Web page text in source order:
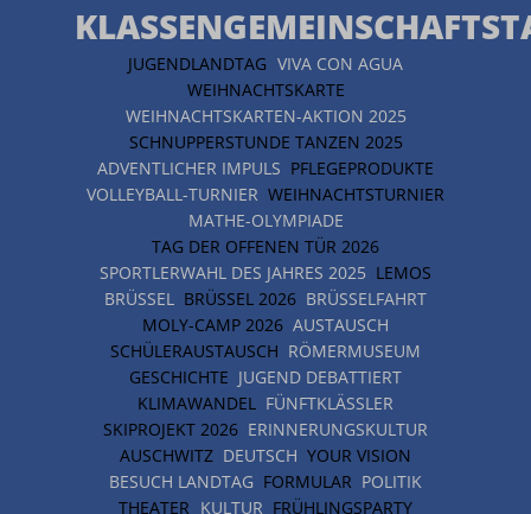
JUGENDLANDTAG VIVA CON AGUA
WEIHNACHTSKARTE
WEIHNACHTSKARTEN-AKTION 2025
SCHNUPPERSTUNDE TANZEN 2025
ADVENTLICHER IMPULS PFLEGEPRODUKTE
VOLLEYBALL-TURNIER WEIHNACHTSTURNIER
MATHE-OLYMPIADE
TAG DER OFFENEN TÜR 2026
SPORTLERWAHL DES JAHRES 2025 LEMOS
BRÜSSEL BRÜSSEL 2026 BRÜSSELFAHRT
MOLY-CAMP 2026 AUSTAUSCH
SCHÜLERAUSTAUSCH RÖMERMUSEUM
GESCHICHTE JUGEND DEBATTIERT
KLIMAWANDEL FÜNFTKLÄSSLER
SKIPROJEKT 2026 ERINNERUNGSKULTUR
AUSCHWITZ DEUTSCH YOUR VISION
BESUCH LANDTAG FORMULAR POLITIK
THEATER KULTUR FRÜHLINGSPARTY